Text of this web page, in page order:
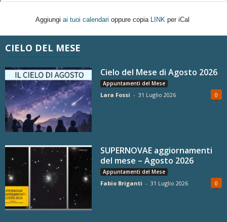
Aggiungi ai tuoi calendari oppure copia LINK per iCal
CIELO DEL MESE
Cielo del Mese di Agosto 2026
Appuntamenti del Mese
Lara Fossi - 31 Luglio 2026 0
SUPERNOVAE aggiornamenti
del mese – Agosto 2026
Appuntamenti del Mese
Fabio Briganti - 31 Luglio 2026 0